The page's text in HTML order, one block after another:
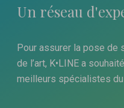
Un réseau
Pour assurer la pose
de l’art, K•LINE a
meilleurs spécialistes